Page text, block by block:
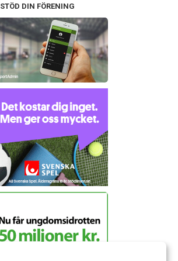
STÖD DIN FÖRENING